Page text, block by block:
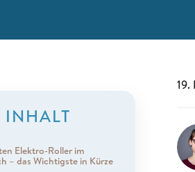
INHALT
Elektro-Roller im
– das Wichtigste in Kürze
19.